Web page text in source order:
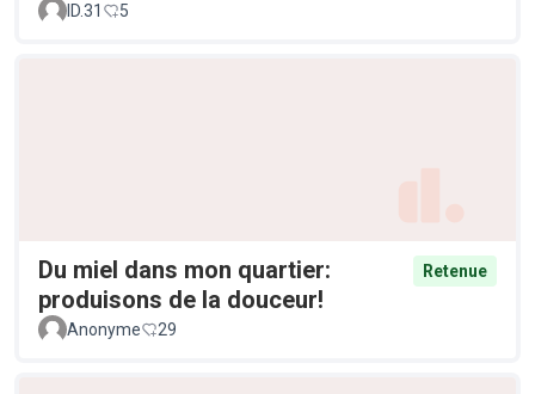
ID.31
5
Du miel dans mon quartier:
produisons de la douceur!
Retenue
Anonyme 29